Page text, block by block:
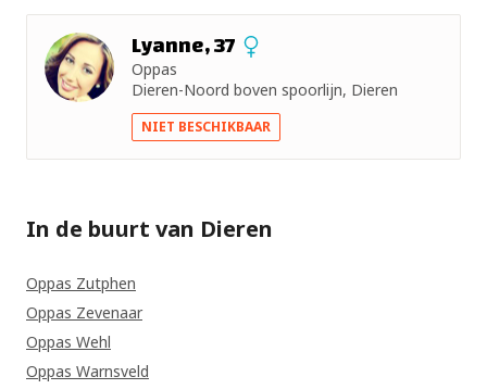
Lyanne, 37
Oppas
Dieren-Noord boven spoorlijn, Dieren
NIET BESCHIKBAAR
In de buurt van Dieren
Oppas Zutphen
Oppas Zevenaar
Oppas Wehl
Oppas Warnsveld